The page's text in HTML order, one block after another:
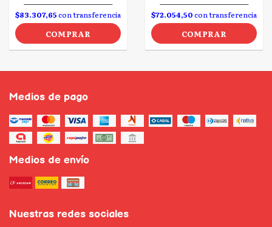
$83.307,65con transferencia
COMPRAR
$72.054,50con transferencia
COMPRAR
Medios de pago
Medios de envío
Nuestras redes sociales